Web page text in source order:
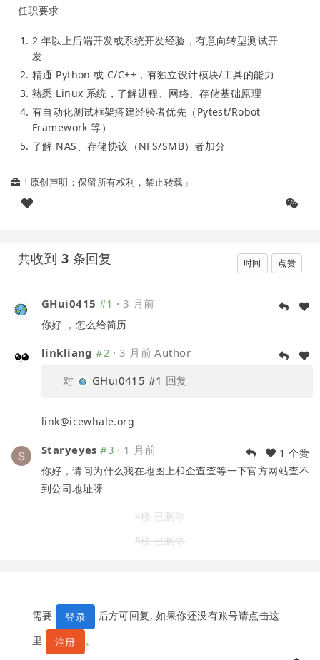
任职要求
2 年以上后端开发或系统开发经验，有意向转型测试开
发
精通 Python 或 C/C++，有独立设计模块/工具的能力
熟悉 Linux 系统，了解进程、网络、存储基础原理
有自动化测试框架搭建经验者优先（Pytest/Robot
Framework 等）
了解 NAS、存储协议（NFS/SMB）者加分
「原创声明：保留所有权利，禁止转载」
共收到 3 条回复 时间 点赞
GHui0415 #1 · 3 月前
你好 ，怎么给简历
linkliang #2 · 3 月前 Author
对
GHui0415 #1 回复
link@icewhale.org
Staryeyes #3 · 1 月前
1 个赞
你好，请问为什么我在地图上和企查查等一下官方网站查不
到公司地址呀
4楼 已删除
5楼 已删除
需要 登录
后方可回复, 如果你还没有账号请点击这
里
注册 。